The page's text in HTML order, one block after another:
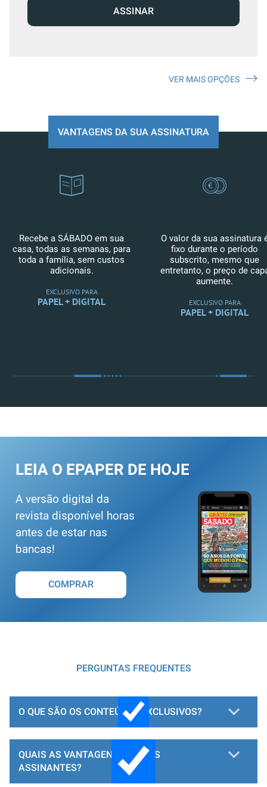
ASSINAR
VER MAIS OPÇÕES
VANTAGENS DA SUA ASSINATURA
Recebe a SÁBADO em sua
casa, todas as semanas, para
toda a família, sem custos
adicionais.
EXCLUSIVO PARA
PAPEL + DIGITAL
O valor da sua assinatura
fixo durante o período
subscrito, mesmo que
entretanto, o preço de
aumente.
EXCLUSIVO PARA
PAPEL + DIGITAL
LEIA O EPAPER DE HOJE
A versão digital da
revista disponível horas
antes de estar nas
bancas!
COMPRAR
PERGUNTAS FREQUENTES
O QUE SÃO OS CONTEÚDOS EXCLUSIVOS?
QUAIS AS VANTAGENS PARA OS
ASSINANTES?